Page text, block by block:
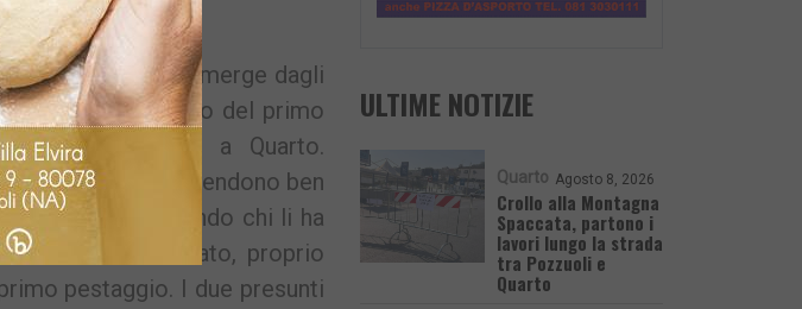
del 2009 ed emerge dagli
nel pomeriggio del primo
Licola giungono a Quarto.
di traverso. Scendono ben
l’inferno. Secondo chi li ha
di un affiliato, proprio
pestaggio. I due presunti
ULTIME NOTIZIE
Quarto Agosto 8, 2026
Crollo alla Montagna
Spaccata, partono i
lavori lungo la strada
tra Pozzuoli e
Quarto